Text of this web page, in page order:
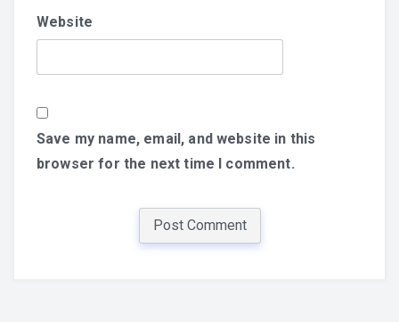
Website
Save my name, email, and website in this
browser for the next time I comment.